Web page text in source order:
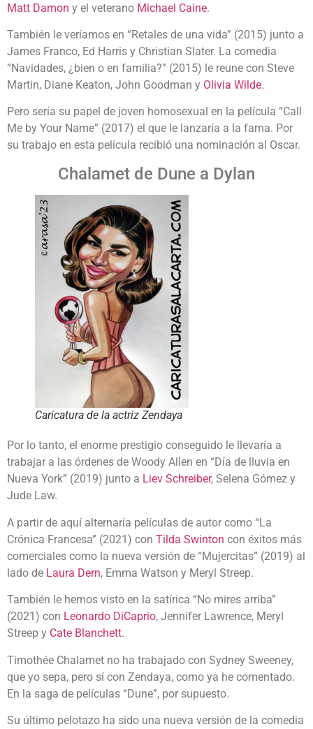
Matt Damon y el veterano Michael Caine.
También le veríamos en “Retales de una vida” (2015) junto a
James Franco, Ed Harris y Christian Slater. La comedia
“Navidades, ¿bien o en familia?” (2015) le reune con Steve
Martin, Diane Keaton, John Goodman y Olivia Wilde.
Pero sería su papel de joven homosexual en la película “Call
Me by Your Name” (2017) el que le lanzaría a la fama. Por
su trabajo en esta película recibió una nominación al Oscar.
Chalamet de Dune a Dylan
Caricatura de la actriz Zendaya
Por lo tanto, el enorme prestigio conseguido le llevaría a
trabajar a las órdenes de Woody Allen en “Día de lluvia en
Nueva York” (2019) junto a Liev Schreiber, Selena Gómez y
Jude Law.
A partir de aquí alternaría películas de autor como “La
Crónica Francesa” (2021) con Tilda Swinton con éxitos más
comerciales como la nueva versión de “Mujercitas” (2019) al
lado de Laura Dern, Emma Watson y Meryl Streep.
También le hemos visto en la satírica “No mires arriba”
(2021) con Leonardo DiCaprio, Jennifer Lawrence, Meryl
Streep y Cate Blanchett.
Timothée Chalamet no ha trabajado con Sydney Sweeney,
que yo sepa, pero sí con Zendaya, como ya he comentado.
En la saga de películas “Dune”, por supuesto.
Su último pelotazo ha sido una nueva versión de la comedia